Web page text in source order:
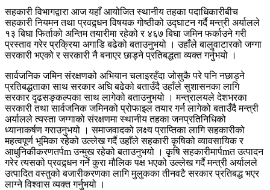
सहकारी विभागद्वारा आज यहाँ आयोजित स्थानीय तहका पदाधिकारीबीच
सहकारी नियमन तथा प्रवद्र्धन विषयक गोष्ठीको उद्घाटन गर्दै मन्त्री अर्यालले
१३ बिघा फिर्ताको अन्तिम तयारीमा रहेको र ४६७ बिघा जमिन फर्काउने गरी
प्रस्ताव गरेर प्रक्रिया अगाडि बढेको बताउनुभयो । उहाँले बालुवाटारको जग्गा
सरकारी भएको र सरकारी नै बनाएर छाड्ने प्रतिबद्धता व्यक्त गर्नुभयो ।
सार्वजनिक जमिन संरक्षणको अभियान चलाइरहँदा जोसुकै परे पनि नछाड्ने
प्रतिबद्धताका साथ सरकार अघि बढेको बताउँदै उहाँले सुशासनका लागि
सरकार दृढसङ्कल्पका साथ लागेको बताउनुभयो । मन्त्रालयले देशभरका
सरकारी तथा सार्वजनिक जमिनको प्रोफाइल तयार गर्न लागेको बताउँदै मन्त्री
अर्यालले त्यस्ता जग्गाको संरक्षणमा स्थानीय तहका जनप्रतिनिधिको
ध्यानाकर्षण गराउनुभयो । समाजवादको लक्ष्य प्राप्तिका लागि सहकारीको
महत्वपूर्ण भूमिका रहेको उल्लेख गर्दै उहाँले सहकारी कृषिको व्यावसायिक र
आधुनिकीकरणतर्पm उन्मुख रहेको बताउनुभयो । कृषि सहकारीमार्पmत उत्पादन
गरेर त्यसको प्रवद्र्धन गर्ने कुरा मौलिक पक्ष भएको उल्लेख गर्दै मन्त्री अर्यालले
उत्पादित वस्तुको बजारीकरणका लागि मुलुकका तीनवटै सरकार प्रतिबद्ध भएर
लाग्ने विश्वास व्यक्त गर्नुभयो ।